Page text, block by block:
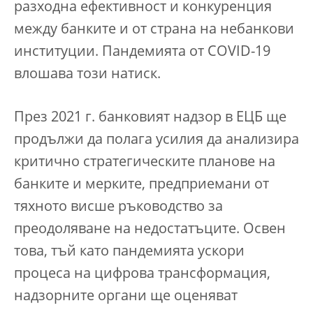
разходна ефективност и конкуренция
между банките и от страна на небанкови
институции. Пандемията от COVID-19
влошава този натиск.
През 2021 г. банковият надзор в ЕЦБ ще
продължи да полага усилия да анализира
критично стратегическите планове на
банките и мерките, предприемани от
тяхното висше ръководство за
преодоляване на недостатъците. Освен
това, тъй като пандемията ускори
процеса на цифрова трансформация,
надзорните органи ще оценяват